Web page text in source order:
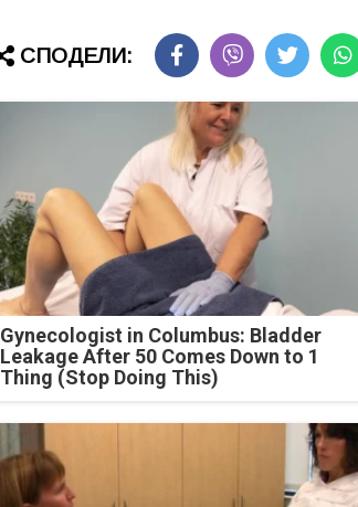
СПОДЕЛИ:
Gynecologist in Columbus: Bladder
Leakage After 50 Comes Down to 1
Thing (Stop Doing This)